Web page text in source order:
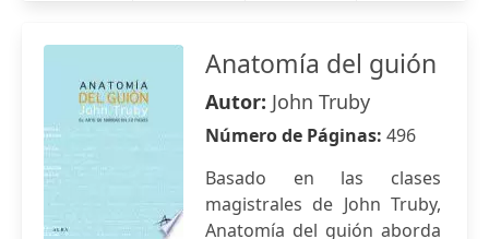
Anatomía del guión
Autor: John Truby
Número de Páginas: 496
Basado en las clases
magistrales de John Truby,
Anatomía del guión aborda